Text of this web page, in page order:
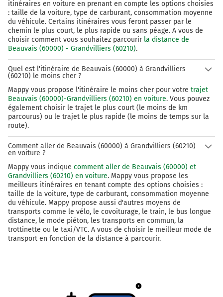
itinéraires en voiture en prenant en compte les options choisies
: taille de la voiture, type de carburant, consommation moyenne
du véhicule. Certains itinéraires vous feront passer par le
chemin le plus court, le plus rapide ou sans péage. A vous de
choisir comment vous souhaitez parcourir la distance de
Beauvais (60000) - Grandvilliers (60210).
Quel est l'itinéraire de Beauvais (60000) à Grandvilliers
(60210) le moins cher ?
Mappy vous propose l'itinéraire le moins cher pour votre trajet
Beauvais (60000)-Grandvilliers (60210) en voiture. Vous pouvez
également choisir le trajet le plus court (le moins de km
parcourus) ou le trajet le plus rapide (le moins de temps sur la
route).
Comment aller de Beauvais (60000) à Grandvilliers (60210)
en voiture ?
Mappy vous indique comment aller de Beauvais (60000) et
Grandvilliers (60210) en voiture. Mappy vous propose les
meilleurs itinéraires en tenant compte des options choisies :
taille de la voiture, type de carburant, consommation moyenne
du véhicule. Mappy propose aussi d'autres moyens de
transports comme le vélo, le covoiturage, le train, le bus longue
distance, le mode piéton, les transports en commun, la
trottinette ou le taxi/VTC. A vous de choisir le meilleur mode de
transport en fonction de la distance à parcourir.